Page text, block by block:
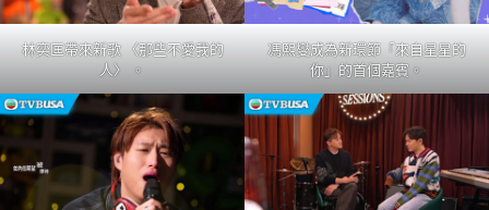
林奕匡帶來新歌 〈那些不愛我的
人〉 。
馮熙燮成為新環節「來自星星的
你」的首個嘉賓。